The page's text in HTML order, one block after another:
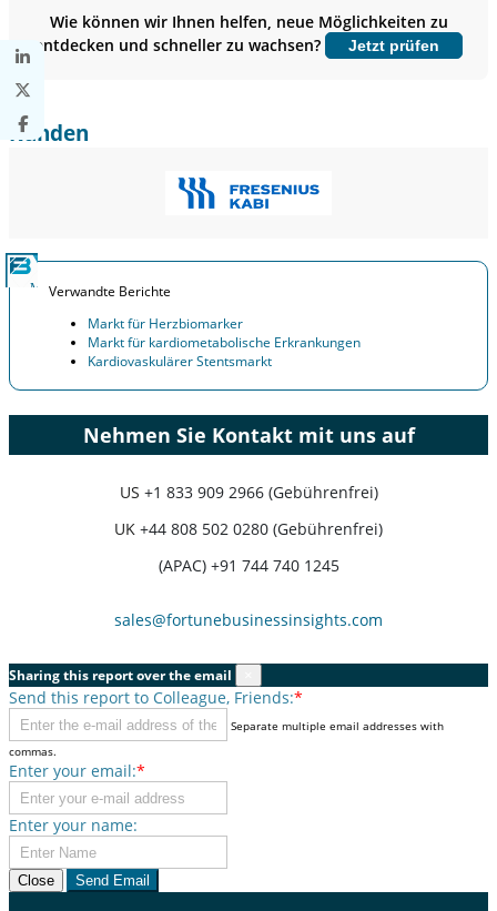
Jetzt anpassen
Wie können wir Ihnen helfen, neue Möglichkeiten zu
entdecken und schneller zu wachsen?
Jetzt prüfen
Kunden
Verwandte Berichte
Markt für Herzbiomarker
Markt für kardiometabolische Erkrankungen
Kardiovaskulärer Stentsmarkt
Nehmen Sie Kontakt mit uns auf
US +1 833 909 2966 (Gebührenfrei)
UK +44 808 502 0280 (Gebührenfrei)
(APAC) +91 744 740 1245
sales@fortunebusinessinsights.com
Sharing this report over the email
Send this report to Colleague, Friends:*
Separate multiple email addresses with
commas.
Enter your email:*
Enter your name:
Close Send Email